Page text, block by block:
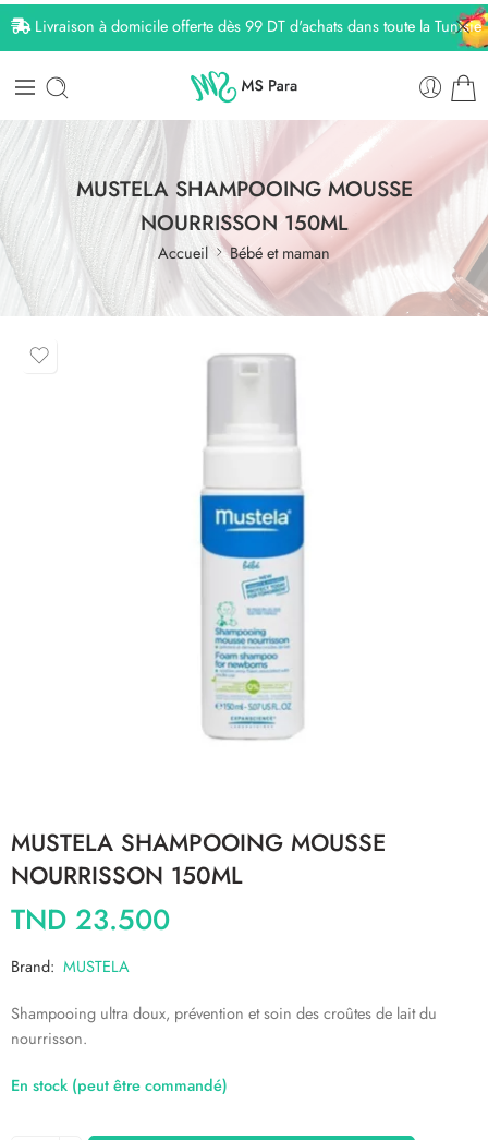
Livraison à domicile offerte dès 99 DT d'achats dans toute la Tunisie
MUSTELA SHAMPOOING MOUSSE
NOURRISSON 150ML
Accueil Bébé et maman
MUSTELA SHAMPOOING MOUSSE
NOURRISSON 150ML
TND 23.500
Brand: MUSTELA
Shampooing ultra doux, prévention et soin des croûtes de lait du
nourrisson.
En stock (peut être commandé)